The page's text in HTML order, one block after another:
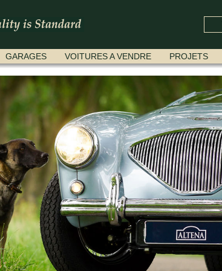
GARAGES VOITURES A VENDRE PROJETS